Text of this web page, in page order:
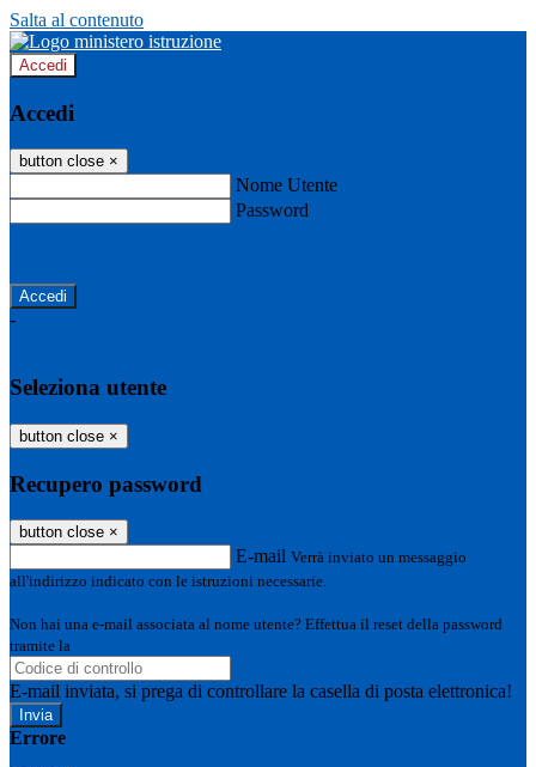
Salta al contenuto
Accedi
Accedi
button close ×
Nome Utente
Password
-
Seleziona utente
button close ×
Recupero password
button close ×
E-mail Verrà inviato un messaggio
all'indirizzo indicato con le istruzioni necessarie.
Non hai una e-mail associata al nome utente? Effettua il reset della password
tramite la
E-mail inviata, si prega di controllare la casella di posta elettronica!
Errore